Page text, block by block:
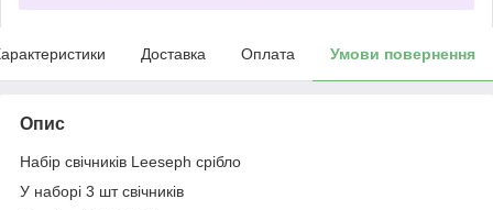
Доставка Оплата Умови повернення
Опис
Набір свічників Leeseph срібло
У наборі 3 шт свічників